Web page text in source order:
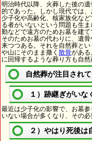
明治時代以降、火葬した後の遺
的であった。しかし現代では
少子化や高齢化、核家族化な
る者がいないという問題も生
勤などで遠方のためお墓を建
そのためお墓の代わりに、遺
来つつある。それを自然葬と
や山にそのまま撒く 散骨がある
に回帰するような葬り方も自然
自然葬が注目され
１）跡継ぎがいな
最近は少子化の影響で、お墓
いない場合が多くなり、その
２）やはり死後は